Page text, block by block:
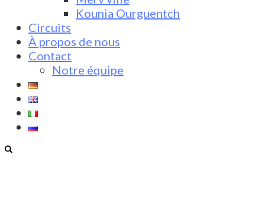
Kounia Ourguentch
Circuits
À propos de nous
Contact
Notre équipe